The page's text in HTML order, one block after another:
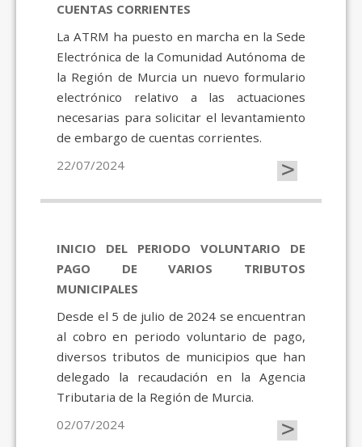
CUENTAS CORRIENTES
La ATRM ha puesto en marcha en la Sede
Electrónica de la Comunidad Autónoma de
la Región de Murcia un nuevo formulario
electrónico relativo a las actuaciones
necesarias para solicitar el levantamiento
de embargo de cuentas corrientes.
22/07/2024
>
INICIO DEL PERIODO VOLUNTARIO DE
PAGO DE VARIOS TRIBUTOS
MUNICIPALES
Desde el 5 de julio de 2024 se encuentran
al cobro en periodo voluntario de pago,
diversos tributos de municipios que han
delegado la recaudación en la Agencia
Tributaria de la Región de Murcia.
02/07/2024
>